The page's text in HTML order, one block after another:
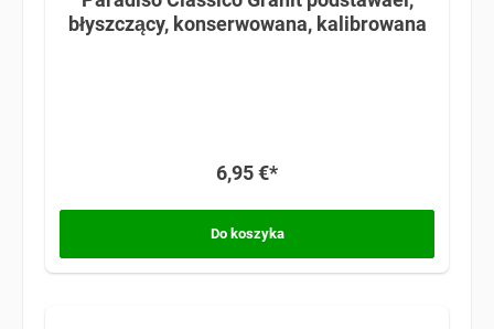
błyszczący, konserwowana, kalibrowana
6,95 €*
Do koszyka